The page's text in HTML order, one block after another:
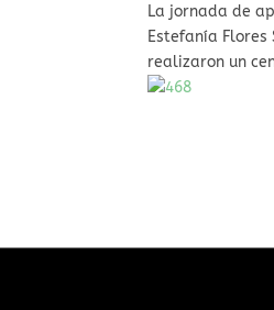
La jornada de
Estefanía
realizaron un